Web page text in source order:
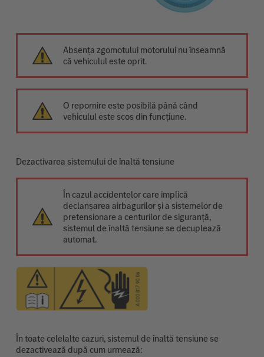
Absența zgomotului motorului nu înseamnă
că vehiculul este oprit.
O repornire este posibilă până când
vehiculul este scos din funcțiune.
Dezactivarea sistemului de înaltă tensiune
În cazul accidentelor care implică
declanșarea airbagurilor și a sistemelor de
pretensionare a centurilor de siguranță,
sistemul de înaltă tensiune se decuplează
automat.
În toate celelalte cazuri, sistemul de înaltă tensiune se
dezactivează după cum urmează: